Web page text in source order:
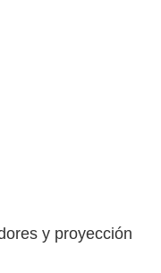
y proyección